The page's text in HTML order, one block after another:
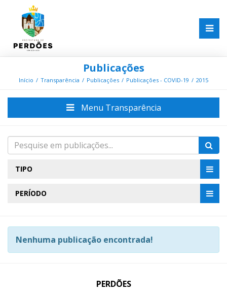
Publicações
Início Transparência Publicações Publicações - COVID-19 2015
Menu Transparência
TIPO
PERÍODO
Nenhuma publicação encontrada!
PERDÕES